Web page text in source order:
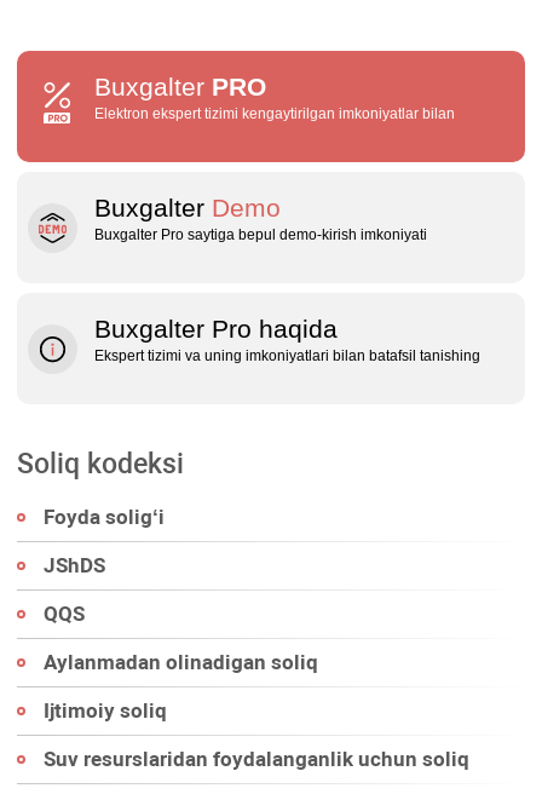
Buxgalter PRO
Elektron ekspert tizimi kengaytirilgan imkoniyatlar bilan
Buxgalter Demo
Buxgalter Pro saytiga bepul demo‑kirish imkoniyati
Buxgalter Pro haqida
Ekspert tizimi va uning imkoniyatlari bilan batafsil tanishing
Soliq kodeksi
Foyda soligʻi
JShDS
QQS
Aylanmadan olinadigan soliq
Ijtimoiy soliq
Suv resurslaridan foydalanganlik uchun soliq